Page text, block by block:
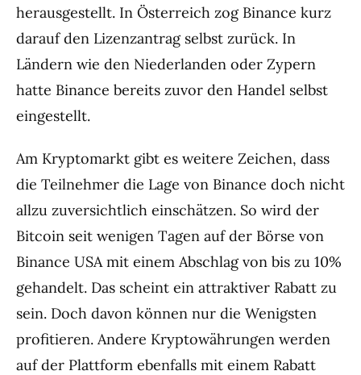
herausgestellt. In Österreich zog Binance kurz
darauf den Lizenzantrag selbst zurück. In
Ländern wie den Niederlanden oder Zypern
hatte Binance bereits zuvor den Handel selbst
eingestellt.
Am Kryptomarkt gibt es weitere Zeichen, dass
die Teilnehmer die Lage von Binance doch nicht
allzu zuversichtlich einschätzen. So wird der
Bitcoin seit wenigen Tagen auf der Börse von
Binance USA mit einem Abschlag von bis zu 10%
gehandelt. Das scheint ein attraktiver Rabatt zu
sein. Doch davon können nur die Wenigsten
profitieren. Andere Kryptowährungen werden
auf der Plattform ebenfalls mit einem Rabatt